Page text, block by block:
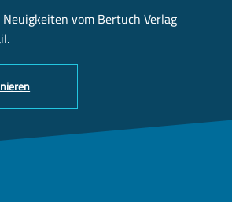
vom Bertuch Verlag